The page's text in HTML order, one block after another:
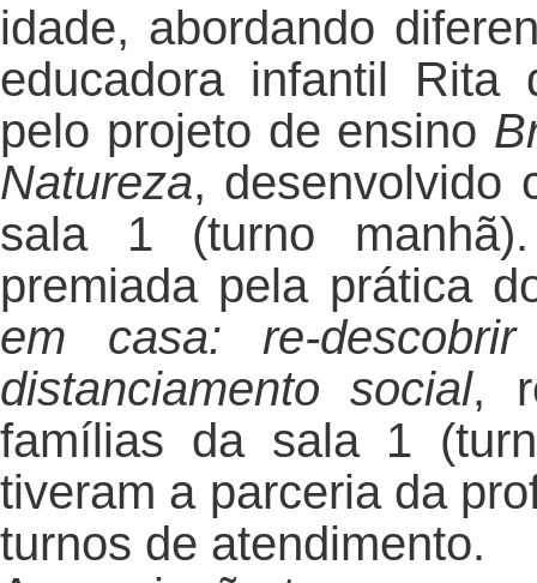
idade, abordando
educadora infantil Rita
pelo projeto de ensino
Natureza, desenvolvido
sala 1 (turno
premiada pela prática
em casa: re-
distanciamento social,
famílias da sala 1
tiveram a parceria da
turnos de atendimento.